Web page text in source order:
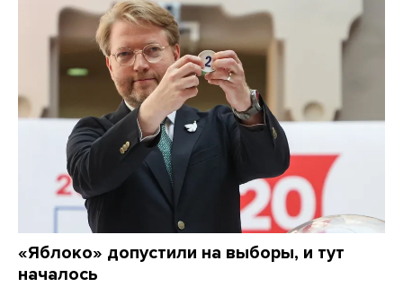
«Яблоко» допустили на выборы, и тут
началось